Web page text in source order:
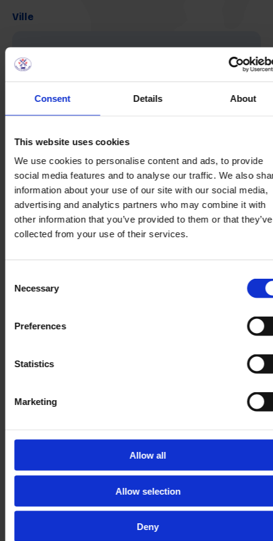
Consent Details About
This website uses cookies
We use cookies to personalise content and ads, to provide
social media features and to analyse our traffic. We also
information about your use of our site with our social media,
advertising and analytics partners who may combine it with
other information that you’ve provided to them or that they’ve
collected from your use of their services.
Selection
Necessary
Preferences
Statistics
Marketing
Allow all
Allow selection
Deny
Ville
Pays
Courriel